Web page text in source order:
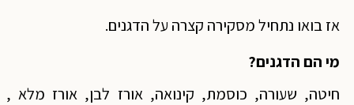
אז בואו נתחיל מסקירה קצרה על הדגנים.
מי הם הדגנים?
חיטה, שעורה, כוסמת, קינואה, אורז לבן, אורז מלא ,